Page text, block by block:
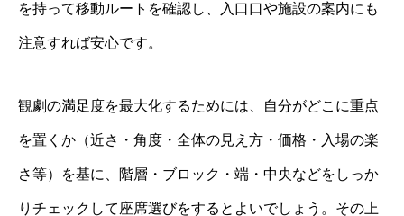
を持って移動ルートを確認し、入口口や施設の案内にも
注意すれば安心です。
観劇の満足度を最大化するためには、自分がどこに重点
を置くか（近さ・角度・全体の見え方・価格・入場の楽
さ等）を基に、階層・ブロック・端・中央などをしっか
りチェックして座席選びをするとよいでしょう。その上